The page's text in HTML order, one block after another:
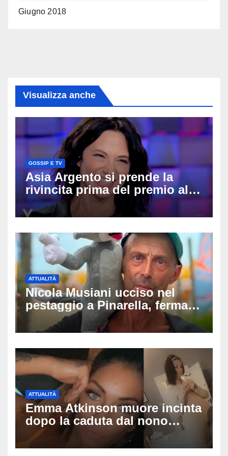
Giugno 2018
Visualizza anche
GOSSIP E TV
Asia Argento si prende la
rivincita prima del premio alla
carriera: «Mi chiamano
raccomandata e cagna»
ATTUALITÀ
Nicola Musiani ucciso nel
pestaggio a Pinarella, fermati
quattro giovani: la svolta
dopo video, intercettazioni e
ATTUALITÀ
Emma Atkinson muore incinta
dopo la caduta dal nono
piano: la figlia nasce 30
minuti dopo e sta bene